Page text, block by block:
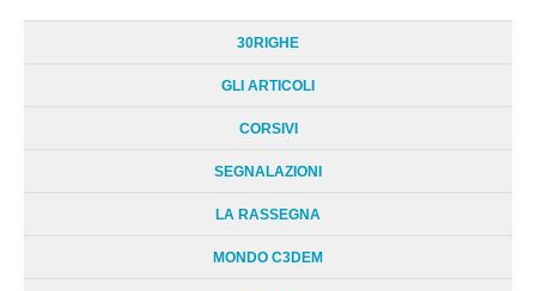
30RIGHE
GLI ARTICOLI
CORSIVI
SEGNALAZIONI
LA RASSEGNA
MONDO C3DEM